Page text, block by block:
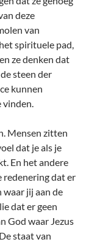
deze
van
spirituele pad,
ze denken dat
steen der
kunnen
vinden.
Mensen zitten
dat je als je
En het andere
redenering dat er
waar jij aan de
dat er geen
God waar Jezus
staat van